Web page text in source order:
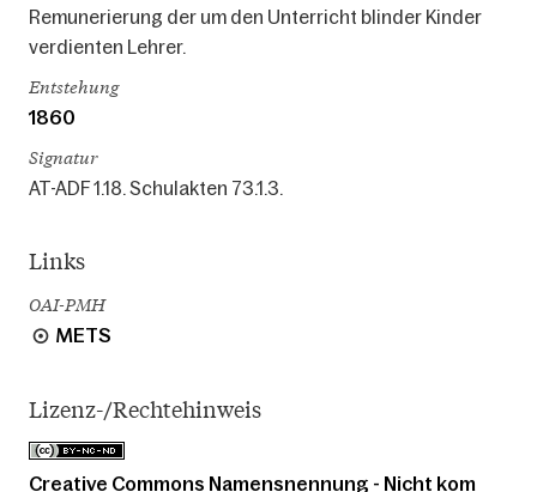
Remunerierung der um den Unterricht blinder Kinder
verdienten Lehrer.
Entstehung
1860
Signatur
AT-ADF 1.18. Schulakten 73.1.3.
Links
OAI-PMH
METS
Lizenz-/Rechtehinweis
Creative Commons Namensnennung - Nicht kom